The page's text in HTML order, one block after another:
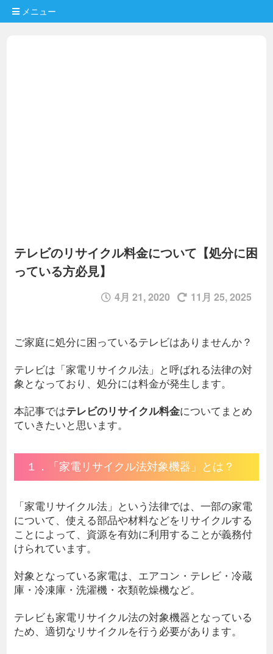
メニュー
テレビのリサイクル料金について【処分に困
っている方必見】
4月 21, 2020 11月 25, 2025
ご家庭に処分に困っているテレビはありませんか？
テレビは「家電リサイクル法」と呼ばれる法律の対
象となっており、処分には料金が発生します。
本記事ではテレビのリサイクル料金についてまとめ
ていきたいと思います。
１．「家電リサイクル法対象機器」とは？
「家電リサイクル法」という法律では、一部の家電
について、使える部品や材料などをリサイクルする
ことによって、資源を有効に利用することが義務付
けられています。
対象となっている家電は、エアコン・テレビ・冷蔵
庫・冷凍庫・洗濯機・衣類乾燥機など。
テレビも家電リサイクル法の対象機器となっている
ため、適切なリサイクルを行う必要があります。